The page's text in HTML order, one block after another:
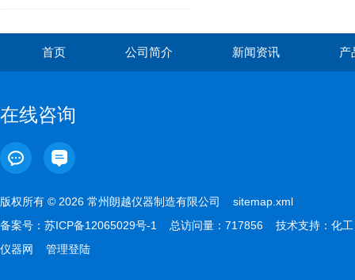
首页 公司简介 新闻资讯 产
在线咨询
版权所有 © 2026 常州朗越仪器制造有限公司 sitemap.xml
备案号： 苏ICP备12065029号-1 总访问量：717856 技术支持： 化工
仪器网
管理登陆